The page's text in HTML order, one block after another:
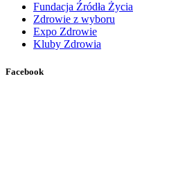
Fundacja Źródła Życia
Zdrowie z wyboru
Expo Zdrowie
Kluby Zdrowia
Facebook